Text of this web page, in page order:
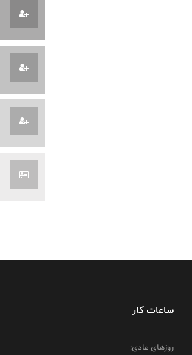
ساعات کار
روزهای عادی: